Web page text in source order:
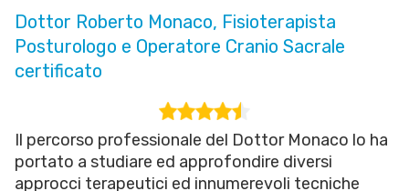
Dottor Roberto Monaco, Fisioterapista
Posturologo e Operatore Cranio Sacrale
certificato
Il percorso professionale del Dottor Monaco lo ha
portato a studiare ed approfondire diversi
approcci terapeutici ed innumerevoli tecniche